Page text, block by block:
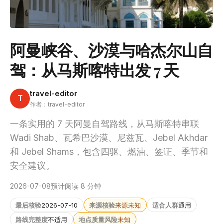
阿曼峡谷、沙漠与哈杰尔山自
驾：从马斯喀特出发 7 天
T travel-editor
作者：travel-editor
一条实用的 7 天阿曼自驾路线，从马斯喀特串联
Wadi Shab、瓦希巴沙漠、尼兹瓦、Jebel Akhdar
和 Jebel Shams，包含四驱、燃油、签证、季节和
安全建议。
2026-07-08预计阅读 8 分钟
最后核验2026-07-10 来源核验来源未知 适合人群通用
路线完整度不适用 地点质量风险未知